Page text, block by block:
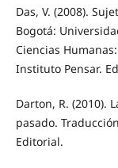
Das, V. (2008).
Bogotá:
Ciencias
Instituto Pensar.
Darton, R. (2010).
pasado.
Editorial.